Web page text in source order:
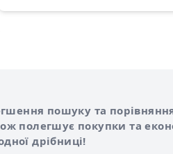
пошуку та
полегшує покупки та
дрібниці!